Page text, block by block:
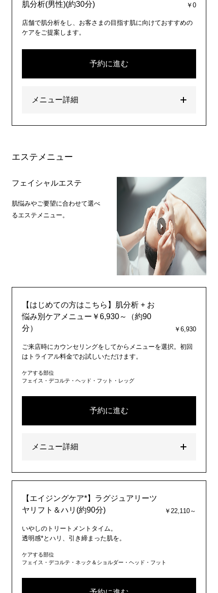
肌分析(男性)(約30分) ￥0
店舗で肌分析をし、お客さまの目指す肌に向けておすすめの
ケアをご提案します。
予約に進む
メニュー詳細
エステメニュー
フェイシャルエステ
肌悩みやご要望に合わせて選べ
るエステメニュー。
【はじめての方はこちら】肌分析 + お
悩み別ケアメニュー￥6,930～（約90
分）
￥6,930
ご来店時にカウンセリングをしてからメニューを選択。初回
はトライアル料金でお試しいただけます。
ケアする部位
フェイス・デコルテ・ヘッド・フット・レッグ
予約に進む
メニュー詳細
【エイジングケア*】ラグジュアリーツ
ヤリフト＆ハリ(約90分)
￥22,110～
いやしのトリートメントタイム。
透明感*とハリ、引き締まった肌を。
ケアする部位
フェイス・デコルテ・ネック＆ショルダー・ヘッド・フット